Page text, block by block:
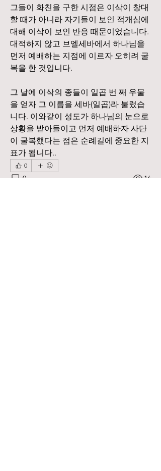
그들이 화친을 구한 시점은 이삭이 창대
할 때가 아니라 자기들이 보인 적개심에
대해 이삭이 보인 반응 때문이었습니다.
대적하지 않고 브엘세바에서 하나님을
먼저 예배하는 지점에 이르자 오히려 굴
복을 한 것입니다.
그 날에 이삭의 종들이 일곱 번 째 우물
을 얻자 그 이름을 세바(일곱)라 불렀습
니다. 이와같이 성도가 하나님의 눈으로
상황을 받아들이고 먼저 예배하자 사단
이 굴복했다는 점은 순례길에 중요한 지
표가 됩니다..
0
0 16